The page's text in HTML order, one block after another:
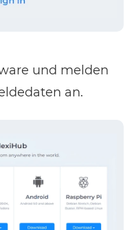
und melden
an.